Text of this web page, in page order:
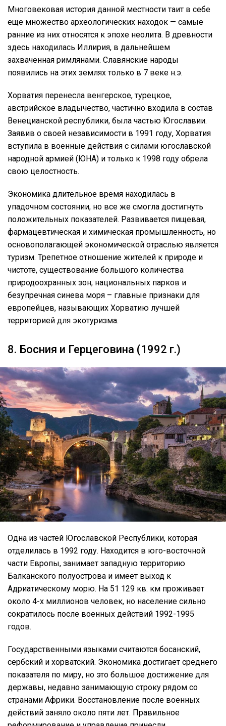
Многовековая история данной местности таит в себе
еще множество археологических находок — самые
ранние из них относятся к эпохе неолита. В древности
здесь находилась Иллирия, в дальнейшем
захваченная римлянами. Славянские народы
появились на этих землях только в 7 веке н.э.
Хорватия перенесла венгерское, турецкое,
австрийское владычество, частично входила в состав
Венецианской республики, была частью Югославии.
Заявив о своей независимости в 1991 году, Хорватия
вступила в военные действия с силами югославской
народной армией (ЮНА) и только к 1998 году обрела
свою целостность.
Экономика длительное время находилась в
упадочном состоянии, но все же смогла достигнуть
положительных показателей. Развивается пищевая,
фармацевтическая и химическая промышленность, но
основополагающей экономической отраслью является
туризм. Трепетное отношение жителей к природе и
чистоте, существование большого количества
природоохранных зон, национальных парков и
безупречная синева моря – главные признаки для
европейцев, называющих Хорватию лучшей
территорией для экотуризма.
8. Босния и Герцеговина (1992 г.)
Одна из частей Югославской Республики, которая
отделилась в 1992 году. Находится в юго-восточной
части Европы, занимает западную территорию
Балканского полуострова и имеет выход к
Адриатическому морю. На 51 129 кв. км проживает
около 4-х миллионов человек, но население сильно
сократилось после военных действий 1992-1995
годов.
Государственными языками считаются босанский,
сербский и хорватский. Экономика достигает среднего
показателя по миру, но это большое достижение для
державы, недавно занимающую строку рядом со
странами Африки. Восстановление после военных
действий заняло около пяти лет. Правильное